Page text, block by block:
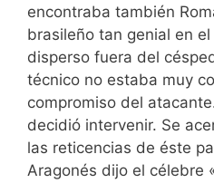
encontraba también
brasileño tan genial en
disperso fuera del
técnico no estaba muy
compromiso del
decidió intervenir. Se
las reticencias de éste
Aragonés dijo el célebre